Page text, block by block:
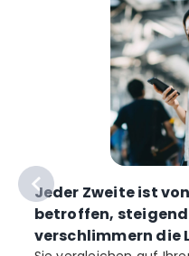
Jeder Zweite ist
betroffen,
verschlimmern die